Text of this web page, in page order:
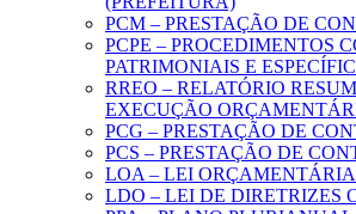
PCM – PRESTAÇÃO DE
PCPE – PROCEDIMENTOS
PATRIMONIAIS E
RREO – RELATÓRIO
EXECUÇÃO
PCG – PRESTAÇÃO DE
PCS – PRESTAÇÃO DE
LOA – LEI
LDO – LEI DE DIRETRIZES